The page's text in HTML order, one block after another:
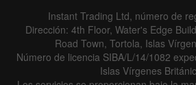
Instant Trading Ltd, número de
Dirección: 4th Floor, Water's Edge
Road Town, Tortola, Islas
Número de licencia SIBA/L/14/1082
Islas Vírgenes